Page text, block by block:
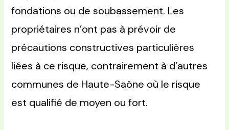
fondations ou de soubassement. Les
propriétaires n’ont pas à prévoir de
précautions constructives particulières
liées à ce risque, contrairement à d’autres
communes de Haute-Saône où le risque
est qualifié de moyen ou fort.